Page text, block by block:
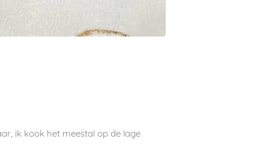
ik kook het meestal op de lage